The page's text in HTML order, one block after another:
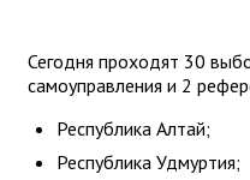
Сегодня проходят 30
самоуправления и 2
Республика Алтай;
Республика Удмуртия;